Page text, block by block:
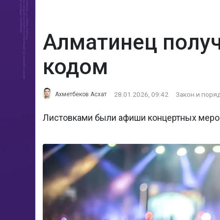
Алматинец
кодом
Ахметбеков Асхат 28.01.2026, 09:42 Закон и
Листовками были афиши концертных